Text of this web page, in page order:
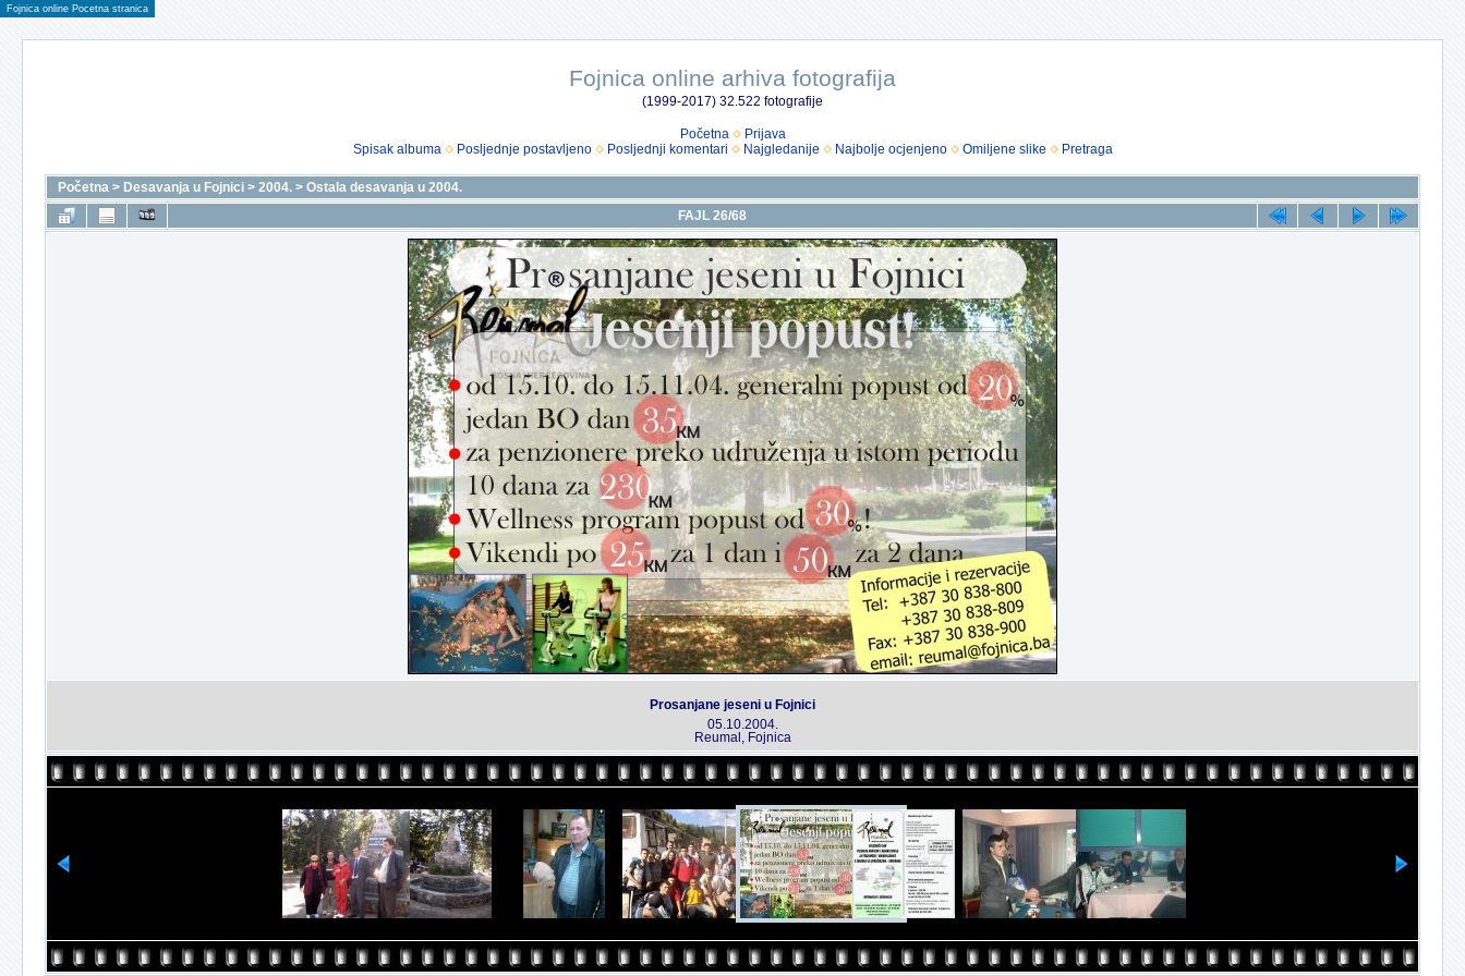
Fojnica online Pocetna stranica
Fojnica online arhiva fotografija
(1999-2017) 32.522 fotografije
Početna
Prijava
Spisak albuma
Posljednje postavljeno Posljednji komentari Najgledanije Najbolje ocjenjeno Omiljene slike Pretraga
Početna > Desavanja u Fojnici > 2004. > Ostala desavanja u 2004.
FAJL 26/68
Prosanjane jeseni u Fojnici
05.10.2004.
Reumal, Fojnica